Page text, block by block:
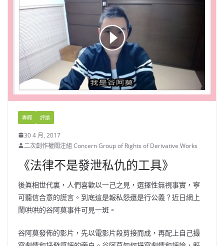
專欄 評論
30 4 月, 2017
二次創作權關注組 Concern Group of Rights of Derivative Works
《法律不是發泄私仇的工具》
後眞相世代裏，人們喜歡以一己之見，選擇性無視事實，寧
可聽信合意的謊言。到底這是報私怨還是行公義？近日網上
鬧哄哄的谷阿莫事件可見一斑。
谷阿莫發佈的影片，先以電影片段剪接而成，再配上自己撮